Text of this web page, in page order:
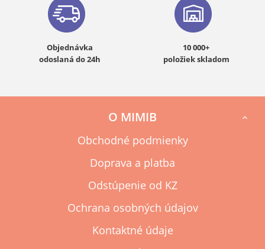
Objednávka
odoslaná do 24h
10 000+
položiek skladom
O MIMIB 
Obchodné podmienky
Doprava a platba
Odstúpenie od KZ
Ochrana osobných údajov
Kontaktné údaje